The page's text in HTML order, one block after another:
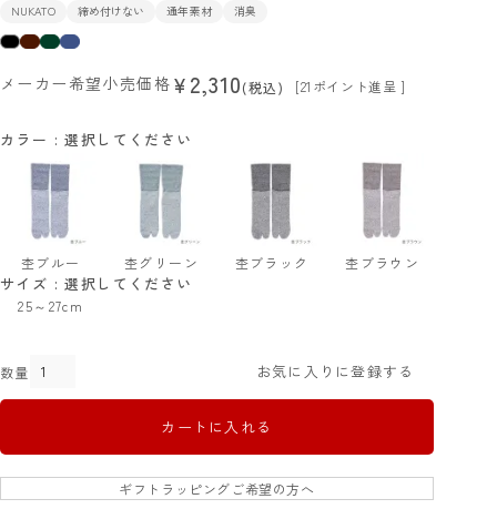
NUKATO 締め付けない 通年素材 消臭
メーカー希望小売価格 ¥2,310 税込 [21 ポイント進呈 ]
サイズ 選択してください
25～27cm
カラー 選択してください
杢ブルー 杢グリーン 杢ブラック 杢ブラウン
お気に入りに登録する
カートに入れる
ギフトラッピングご希望の方へ